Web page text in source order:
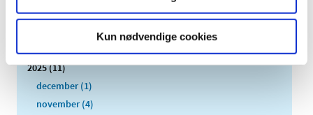
Kun nødvendige cookies
2025 (11)
december (1)
november (4)